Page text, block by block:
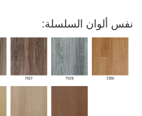
نفس ألوان السلسلة: